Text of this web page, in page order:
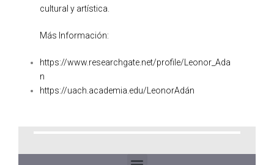
cultural y artística.
Más Información:
https://www.researchgate.net/profile/Leonor_Ada
n
https://uach.academia.edu/LeonorAdán